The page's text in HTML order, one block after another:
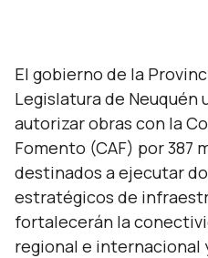
El gobierno de la
Legislatura de Neuquén
autorizar obras con la
Fomento (CAF) por 387
destinados a ejecutar
estratégicos de
fortalecerán la
regional e internacional